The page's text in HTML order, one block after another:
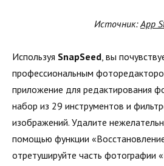
Источник:App
Используя SnapSeed, вы
профессиональным
приложение для редактирования
набор из 29 инструментов и
изображений. Удалите
помощью функции
отретушируйте часть фотографии